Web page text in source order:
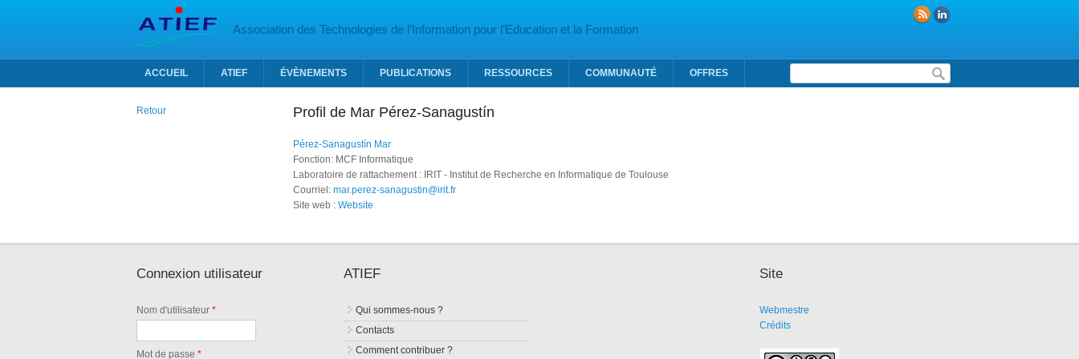
Association des Technologies de l’Information pour l’Education et la Formation
Formulaire de recherche
ACCUEIL ATIEF ÉVÈNEMENTS PUBLICATIONS RESSOURCES COMMUNAUTÉ OFFRES
Profil de Mar Pérez-Sanagustín
Pérez-Sanagustín Mar
Fonction: MCF Informatique
Laboratoire de rattachement : IRIT - Institut de Recherche en Informatique de Toulouse
Courriel: mar.perez-sanagustin@irit.fr
Site web : Website
Retour
Connexion utilisateur
Nom d'utilisateur*
Mot de passe*
ATIEF
Qui sommes-nous ?
Contacts
Comment contribuer ?
Site
Webmestre
Crédits